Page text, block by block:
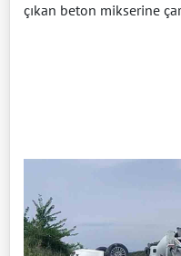
çıkan beton mikserine